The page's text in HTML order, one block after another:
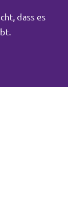
dass es